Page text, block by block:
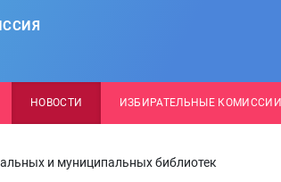
НОВОСТИ ИЗБИРАТЕЛЬНЫЕ КОМИССИИ
и муниципальных библиотек